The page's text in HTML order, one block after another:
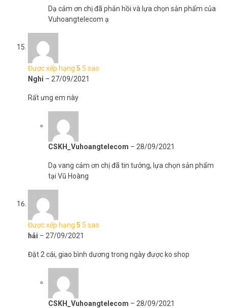
Dạ cảm ơn chị đã phản hồi và lựa chọn sản phẩm của
Vuhoangtelecom ạ
Được xếp hạng 5 5 sao
Nghi – 27/09/2021
Rất ưng em này
CSKH_Vuhoangtelecom – 28/09/2021
Dạ vang cảm ơn chị đã tin tưởng, lựa chọn sản phẩm
tại Vũ Hoàng
Được xếp hạng 5 5 sao
hải – 27/09/2021
Đặt 2 cái, giao bình dương trong ngày được ko shop
CSKH_Vuhoangtelecom – 28/09/2021